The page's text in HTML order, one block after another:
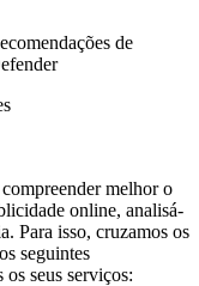
de
melhor o
online, analisá-
Para isso, cruzamos os
seguintes
seus serviços: